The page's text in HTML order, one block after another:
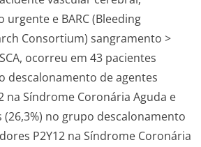
urgente e BARC (Bleeding
Consortium) sangramento >
ocorreu em 43 pacientes
descalonamento de agentes
na Síndrome Coronária Aguda e
(26,3%) no grupo descalonamento
P2Y12 na Síndrome Coronária